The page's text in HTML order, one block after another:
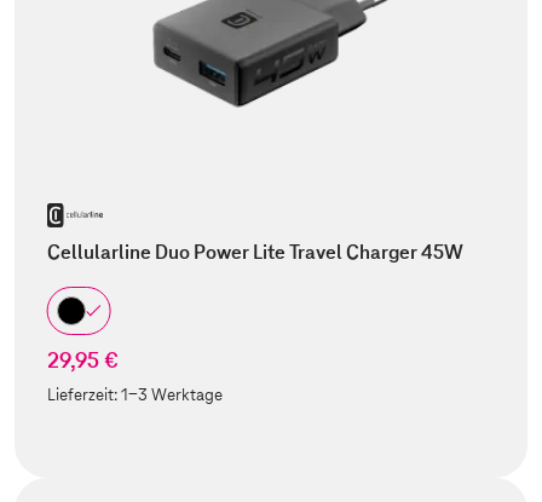
Cellularline Duo Power Lite Travel Charger 45W
29,95 €
Lieferzeit:1-3 Werktage